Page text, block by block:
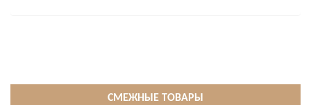
СМЕЖНЫЕ ТОВАРЫ